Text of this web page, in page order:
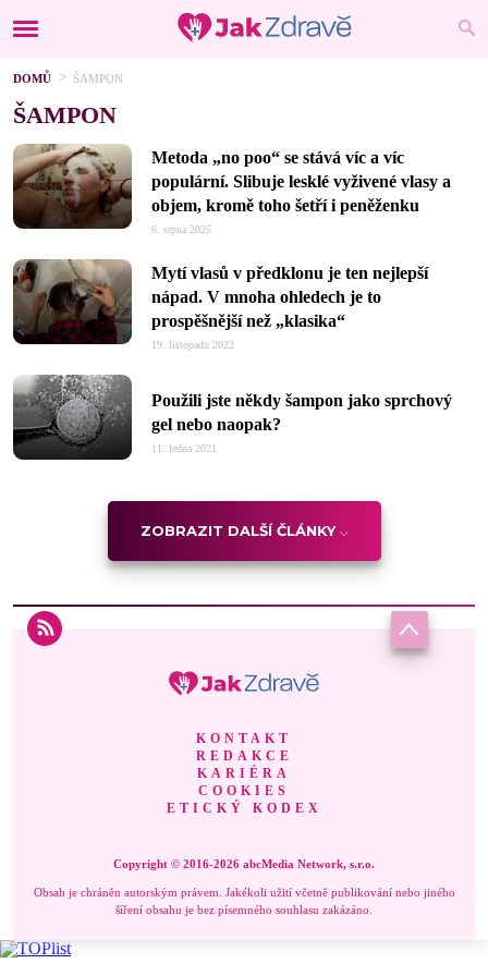
DOMŮ ŠAMPON
ŠAMPON
Metoda „no poo“ se stává víc a víc
populární. Slibuje lesklé vyživené vlasy a
objem, kromě toho šetří i peněženku
6. srpna 2025
Mytí vlasů v předklonu je ten nejlepší
nápad. V mnoha ohledech je to
prospěšnější než „klasika“
19. listopadu 2022
Použili jste někdy šampon jako sprchový
gel nebo naopak?
11. ledna 2021
ZOBRAZIT DALŠÍ ČLÁNKY
KONTAKT
REDAKCE
KARIÉRA
COOKIES
ETICKÝ KODEX
Copyright © 2016-2026 abcMedia Network, s.r.o.
Obsah je chráněn autorským právem. Jakékoli užití včetně publikování nebo jiného
šíření obsahu je bez písemného souhlasu zakázáno.